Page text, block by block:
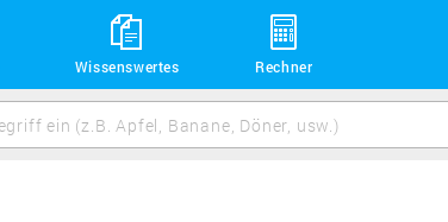
Wissenswertes Rechner